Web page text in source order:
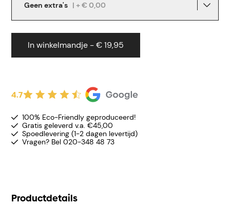
Geen extra's | + € 0,00
In winkelmandje - € 19,95
4.7
100% Eco-Friendly geproduceerd!
Gratis geleverd v.a. €45,00
Spoedlevering (1-2 dagen levertijd)
Vragen? Bel 020-348 48 73
Productdetails